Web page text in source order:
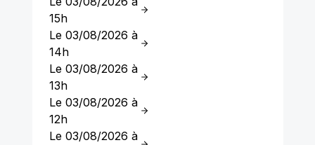
15h
Le 03/08/2026 à
14h
Le 03/08/2026 à
13h
Le 03/08/2026 à
12h
Le 03/08/2026 à